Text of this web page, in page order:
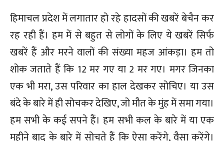
हिमाचल प्रदेश में लगातार हो रहे हादसों की खबरें बेचैन कर
रह रही हैं। हम में से बहुत से लोगों के लिए ये खबरें सिर्फ
खबरें हैं और मरने वालों की संख्या महज आंकड़ा। हम तो
शोक जताते हैं कि 12 मर गए या 2 मर गए। मगर जिनका
एक भी मरा, उस परिवार का हाल देखकर सोचिए। या उस
बंदे के बारे में ही सोचकर देखिए, जो मौत के मुंह में समा गया।
हम सभी के कई सपने हैं। हम सभी कल के बारे में या एक
महीने बाद के बारे में सोचते हैं कि ऐसा करेंगे, वैसा करेंगे।